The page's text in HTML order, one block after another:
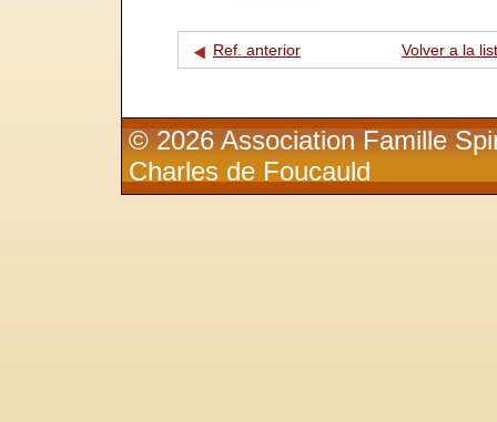
Ref. anterior Volver a la
© 2026 Association Famille
Charles de Foucauld